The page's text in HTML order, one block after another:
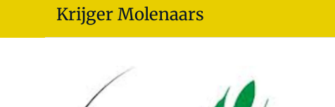
Krijger Molenaars